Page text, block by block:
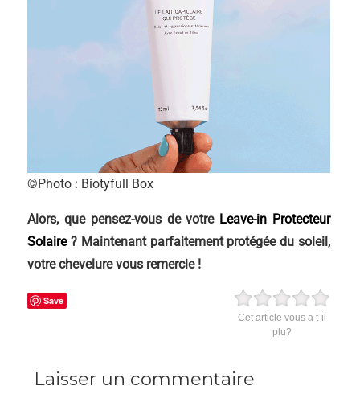
©Photo : Biotyfull Box
Alors, que pensez-vous de votre Leave-in Protecteur
Solaire ? Maintenant parfaitement protégée du soleil,
votre chevelure vous remercie !
Cet article vous a t-il
plu?
Save
Laisser un commentaire